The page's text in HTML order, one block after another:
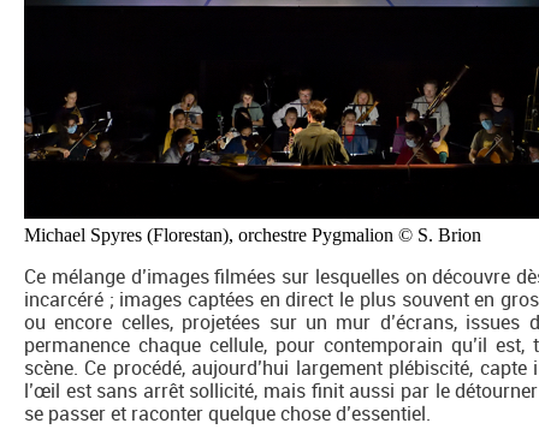
Michael Spyres (Florestan), orchestre Pygmalion © S. Brion
Ce mélange d’images filmées sur lesquelles on découvre
incarcéré ; images captées en direct le plus souvent en
ou encore celles, projetées sur un mur d’écrans,
permanence chaque cellule, pour contemporain qu’il
scène. Ce procédé, aujourd’hui largement plébiscité,
l’œil est sans arrêt sollicité, mais finit aussi par le
se passer et raconter quelque chose d’essentiel.